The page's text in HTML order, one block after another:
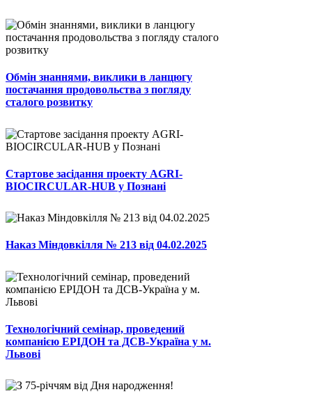
Обмін знаннями, виклики в ланцюгу
постачання продовольства з погляду
сталого розвитку
Стартове засідання проекту AGRI-
BIOCIRCULAR-HUB у Познані
Наказ Міндовкілля № 213 від 04.02.2025
Технологічний семінар, проведений
компанією ЕРІДОН та ДСВ-Україна у м.
Львові